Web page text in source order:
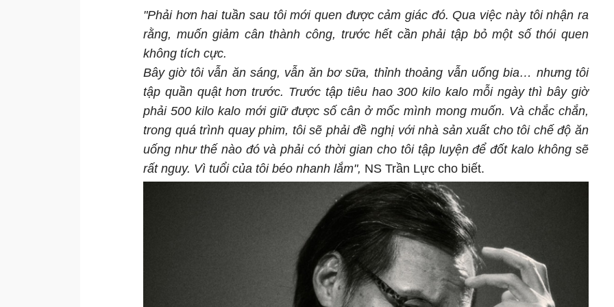
"Phải hơn hai tuần sau tôi mới quen được cảm giác đó. Qua việc này tôi nhận ra
rằng, muốn giảm cân thành công, trước hết cần phải tập bỏ một số thói quen
không tích cực.
Bây giờ tôi vẫn ăn sáng, vẫn ăn bơ sữa, thỉnh thoảng vẫn uống bia… nhưng tôi
tập quần quật hơn trước. Trước tập tiêu hao 300 kilo kalo mỗi ngày thì bây giờ
phải 500 kilo kalo mới giữ được số cân ở mốc mình mong muốn. Và chắc chắn,
trong quá trình quay phim, tôi sẽ phải đề nghị với nhà sản xuất cho tôi chế độ ăn
uống như thế nào đó và phải có thời gian cho tôi tập luyện để đốt kalo không sẽ
rất nguy. Vì tuổi của tôi béo nhanh lắm", NS Trần Lực cho biết.